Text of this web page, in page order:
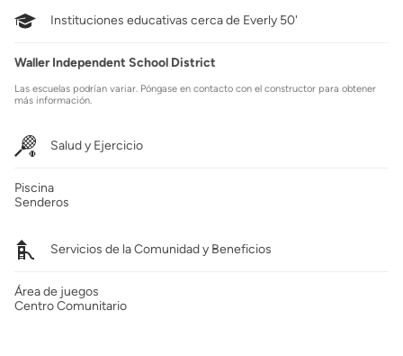
Instituciones educativas cerca de Everly 50'
Waller Independent School District
Las escuelas podrían variar. Póngase en contacto con el constructor para obtener
más información.
Salud y Ejercicio
Piscina
Senderos
Servicios de la Comunidad y Beneficios
Área de juegos
Centro Comunitario